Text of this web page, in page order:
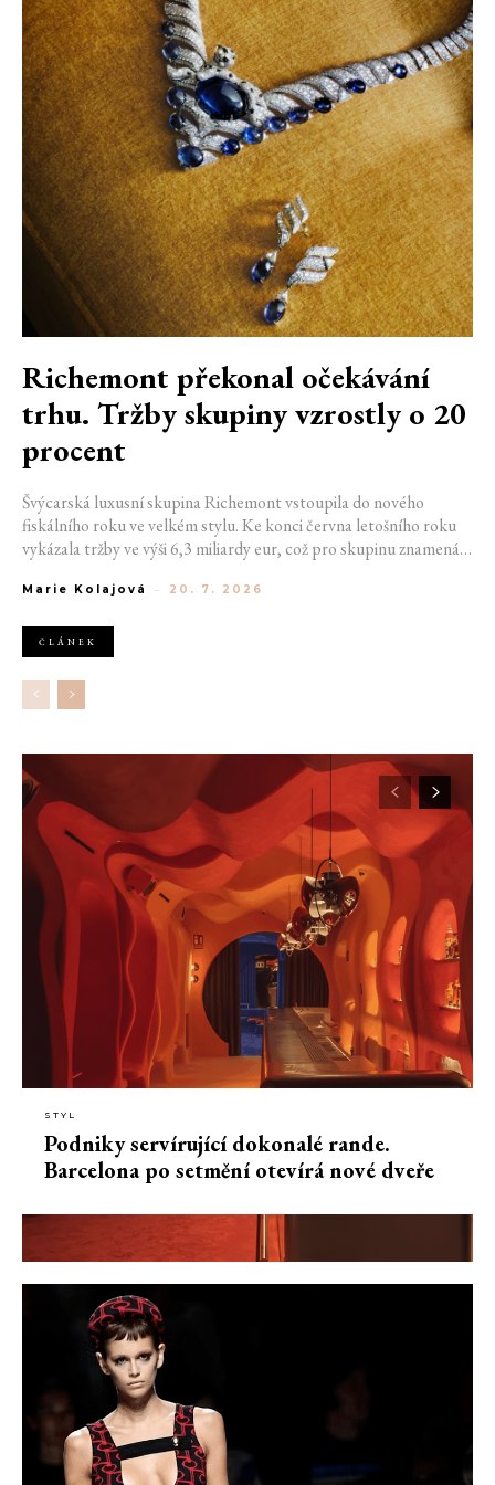
Richemont překonal očekávání
trhu. Tržby skupiny vzrostly o 20
procent
Švýcarská luxusní skupina Richemont vstoupila do nového
fiskálního roku ve velkém stylu. Ke konci června letošního roku
vykázala tržby ve výši 6,3 miliardy eur, což pro skupinu znamená
luxusním zůstává i přes přetrvávající ekonomickou nejistotu
Marie Kolajová - 20. 7. 2026
ČLÁNEK
STYL
Podniky servírující dokonalé rande.
Barcelona po setmění otevírá nové dveře